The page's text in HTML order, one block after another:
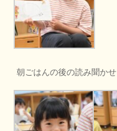
朝ごはんの後の読み聞かせ